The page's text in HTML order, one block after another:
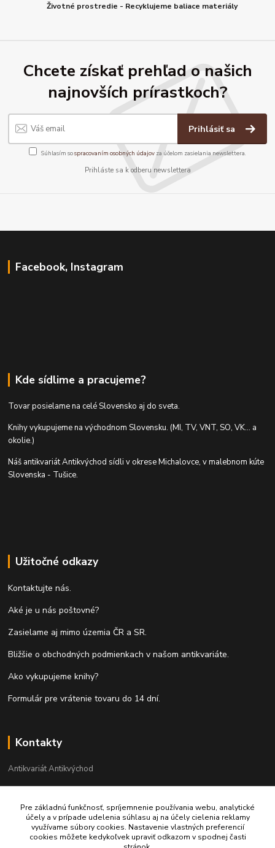
Životné prostredie - Recyklujeme baliace materiály
Chcete získať prehľad o našich
najnovších prírastkoch?
Prihlásiť sa
Súhlasím sospracovaním osobných údajov za účelom zasielania newslettera.
Prihláste sa k odberu newslettera
Facebook, Instagram
Kde sídlime a pracujeme?
Tovar posielame na celé Slovensko aj do sveta.
Knihy vykupujeme na východnom Slovensku. (MI, TV, VNT, SO, VK... a
okolie.)
Náš antikvariát Antikvýchod sídli v okrese Michalovce, v malebnom kúte
Slovenska - Tušice.
Užitočné odkazy
Kontaktujte nás.
Aké je u nás poštovné?
Zasielame aj mimo územia ČR a SR.
Bližšie o obchodných podmienkach v našom antikvariáte.
Ako vykupujeme knihy?
Formulár pre vrátenie tovaru do 14 dní.
Kontakty
Antikvariát Antikvýchod
antikvariat@antikvychod.sk
Pre základnú funkčnosť, spríjemnenie používania webu, analytické
účely a v prípade udelenia súhlasu aj na účely cielenia reklamy
využívame súbory cookies. Nastavenie vlastných preferencií
cookies môžete kedykoľvek upraviť odkazom v spodnej časti